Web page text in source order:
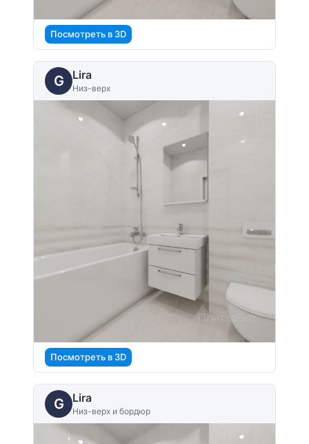
Посмотреть в 3D
G Lira
Низ-верх
Посмотреть в 3D
G Lira
Низ-верх и бордюр